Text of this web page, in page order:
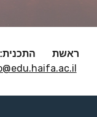
ראשת